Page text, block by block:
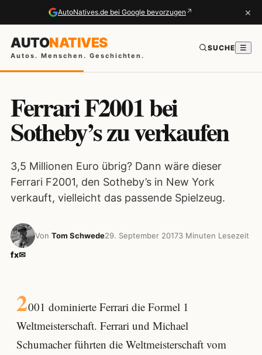
AutoNatives.de bei Google bevorzugen ↗ ×
AUTONATIVES
Autos. Menschen. Geschichten.
SUCHE ☰
Ferrari F2001 bei
Sotheby’s zu verkaufen
3,5 Millionen Euro übrig? Dann wäre dieser
Ferrari F2001, den Sotheby’s in New York
verkauft, vielleicht das passende Spielzeug.
Von Tom Schwede29. September 20173 Minuten Lesezeit
fx✉
2001 dominierte Ferrari die Formel 1
Weltmeisterschaft. Ferrari und Michael
Schumacher führten die Weltmeisterschaft vom